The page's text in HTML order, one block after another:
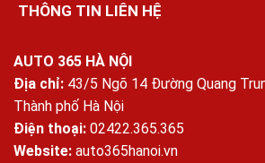
THÔNG TIN LIÊN HỆ
AUTO 365 HÀ NỘI
Địa chỉ: 43/5 Ngõ 14 Đường Quang
Thành phố Hà Nội
Điện thoại: 02422.365.365
Website: auto365hanoi.vn